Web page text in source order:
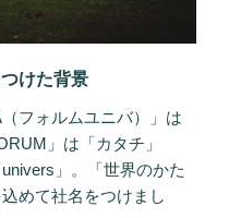
けた背景
フォルムユニバ）」は
」は「カタチ」
」。「世界のかた
めて社名をつけまし